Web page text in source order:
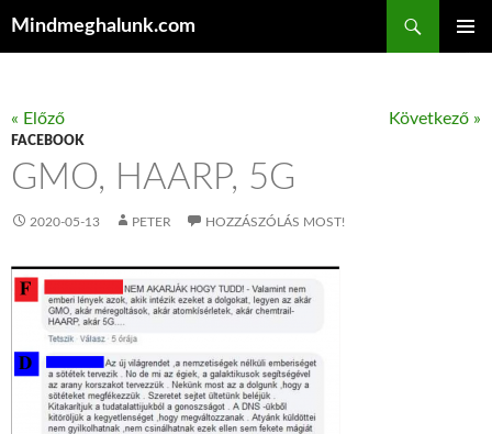
Mindmeghalunk.com
« Előző Következő »
FACEBOOK
GMO, HAARP, 5G
2020-05-13 PETER HOZZÁSZÓLÁS MOST!